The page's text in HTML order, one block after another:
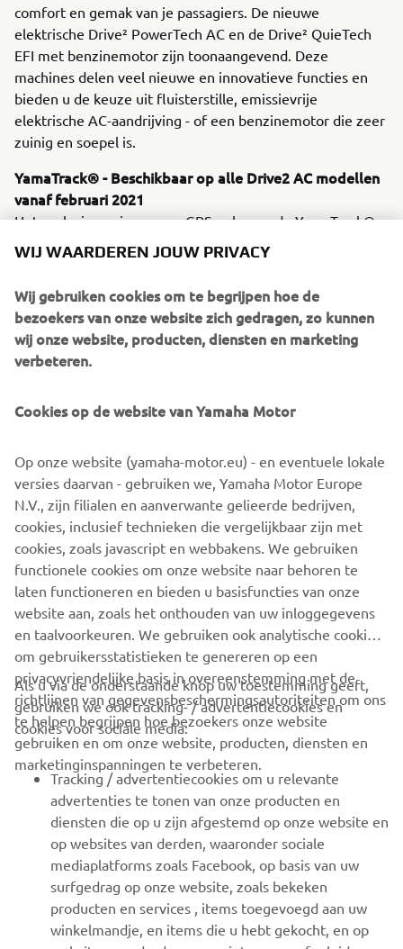
comfort en gemak van je passagiers. De nieuwe
elektrische Drive² PowerTech AC en de Drive² QuieTech
EFI met benzinemotor zijn toonaangevend. Deze
machines delen veel nieuwe en innovatieve functies en
bieden u de keuze uit fluisterstille, emissievrije
elektrische AC-aandrijving - of een benzinemotor die zeer
zuinig en soepel is.
YamaTrack® - Beschikbaar op alle Drive2 AC modellen
vanaf februari 2021
Het exclusieve nieuwe, op GPS gebaseerde YamaTrack®
systeem is niet alleen ontworpen om nieuwe niveaus van
van de golfbaan, maar ook om spelers een serieuze
plezierige upgrade te bieden, het brengt geavanceerde
geofencing software aan boord van de golfwagen, met
een multifunctioneel, interactief 10" touch-screen display.
nu veel eenvoudiger en efficiënter, waarbij YamaTrack®
snelheid van het spel, tot het onderhoud en de
beveiliging.
ONTDEK DE MODELLEN
CORPORATE
VOOR BEDRIJVEN
MEER YAMAHA
ONDERSTEUNING
NIEUWSBRIEF
WIJ WAARDEREN JOUW PRIVACY
Wij gebruiken cookies om te begrijpen hoe de
bezoekers van onze website zich gedragen, zo kunnen
wij onze website, producten, diensten en marketing
verbeteren.
Cookies op de website van Yamaha Motor
Op onze website (yamaha-motor.eu) - en eventuele lokale
versies daarvan - gebruiken we, Yamaha Motor Europe
N.V., zijn filialen en aanverwante gelieerde bedrijven,
cookies, inclusief technieken die vergelijkbaar zijn met
cookies, zoals javascript en webbakens. We gebruiken
functionele cookies om onze website naar behoren te
laten functioneren en bieden u basisfuncties van onze
website aan, zoals het onthouden van uw inloggegevens
en taalvoorkeuren. We gebruiken ook analytische cookies
om gebruikersstatistieken te genereren op een
privacyvriendelijke basis in overeenstemming met de
richtlijnen van gegevensbeschermingsautoriteiten om ons
te helpen begrijpen hoe bezoekers onze website
gebruiken en om onze website, producten, diensten en
marketinginspanningen te verbeteren.
Als u via de onderstaande knop uw toestemming geeft,
gebruiken we ook tracking- / advertentiecookies en
cookies voor sociale media:
Tracking / advertentiecookies om u relevante
advertenties te tonen van onze producten en
diensten die op u zijn afgestemd op onze website en
op websites van derden, waaronder sociale
mediaplatforms zoals Facebook, op basis van uw
surfgedrag op onze website, zoals bekeken
producten en services , items toegevoegd aan uw
winkelmandje, en items die u hebt gekocht, en op